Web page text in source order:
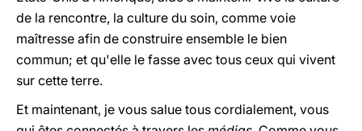
de la rencontre, la culture du soin, comme voie
maîtresse afin de construire ensemble le bien
commun; et qu'elle le fasse avec tous ceux qui vivent
sur cette terre.
Et maintenant, je vous salue tous cordialement, vous